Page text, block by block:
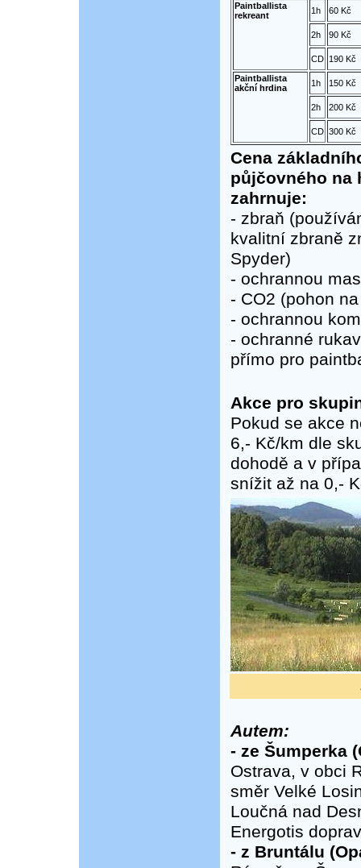
Paintballista
rekreant
1h 60 Kč
2h 90 Kč
CD
190 Kč
Paintballista
akční hrdina
1h 150 Kč
2h 200 Kč
CD 300 Kč
Cena
půjčovného na
zahrnuje:
- zbraň
kvalitní zbraně
Spyder)
- ochrannou
- CO2 (pohon
- ochrannou
- ochranné
přímo pro
Akce pro
Pokud se akce
6,- Kč/km dle
dohodě a v
snížit až na 0,-
Autem:
- ze Šumperka
Ostrava, v obci
směr Velké
Loučná nad
Energotis
- z Bruntálu